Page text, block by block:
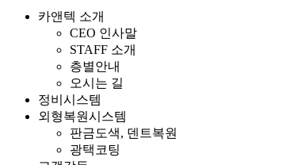
카앤텍 소개
CEO 인사말
STAFF 소개
층별안내
오시는 길
정비시스템
외형복원시스템
판금도색, 덴트복원
광택코팅